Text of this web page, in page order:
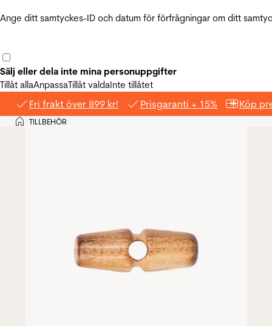
Ange ditt samtyckes-ID och datum för förfrågningar om ditt
Sälj eller dela inte mina personuppgifter
Tillåt allaAnpassaTillåt valdaInte tillåtet
Fri frakt över 899 kr! Prisgaranti + 15% Köp
Hem
>TILLBEHÖR